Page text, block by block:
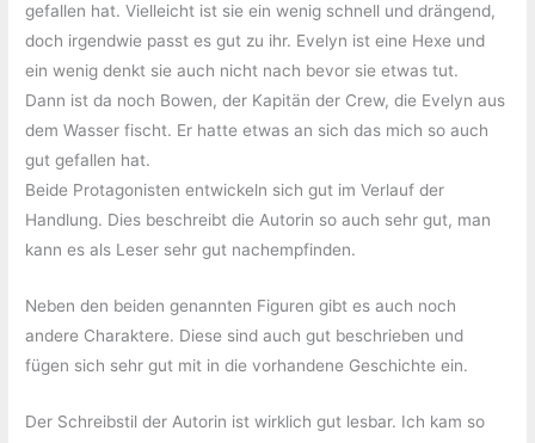
gefallen hat. Vielleicht ist sie ein wenig schnell und drängend,
doch irgendwie passt es gut zu ihr. Evelyn ist eine Hexe und
ein wenig denkt sie auch nicht nach bevor sie etwas tut.
Dann ist da noch Bowen, der Kapitän der Crew, die Evelyn aus
dem Wasser fischt. Er hatte etwas an sich das mich so auch
gut gefallen hat.
Beide Protagonisten entwickeln sich gut im Verlauf der
Handlung. Dies beschreibt die Autorin so auch sehr gut, man
kann es als Leser sehr gut nachempfinden.
Neben den beiden genannten Figuren gibt es auch noch
andere Charaktere. Diese sind auch gut beschrieben und
fügen sich sehr gut mit in die vorhandene Geschichte ein.
Der Schreibstil der Autorin ist wirklich gut lesbar. Ich kam so